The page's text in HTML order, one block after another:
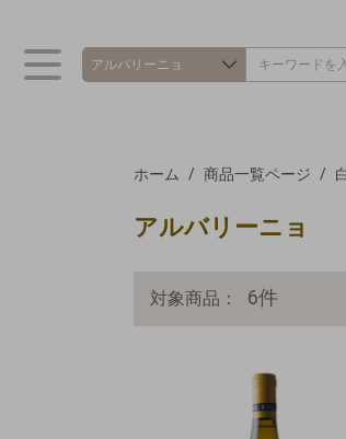
ホーム
商品一覧ページ
アルバリーニョ
対象商品： 6件